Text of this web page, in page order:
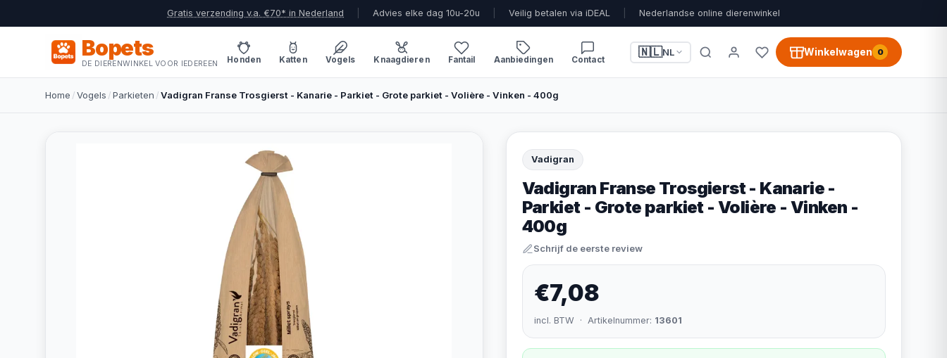
Gratis verzending v.a. €70* in Nederland Advies elke dag 10u-20u Veilig betalen via iDEAL Nederlandse online dierenwinkel
Bopets
DE DIERENWINKEL VOOR IEDEREEN Honden Katten Vogels Knaagdieren Fantail Aanbiedingen Contact
🇳🇱NL Winkelwagen 0
Home /Vogels /Parkieten /Vadigran Franse Trosgierst - Kanarie - Parkiet - Grote parkiet - Volière - Vinken - 400g
Vadigran
Vadigran Franse Trosgierst - Kanarie -
Parkiet - Grote parkiet - Volière - Vinken -
400g
Schrijf de eerste review
€7,08
incl. BTW · Artikelnummer: 13601